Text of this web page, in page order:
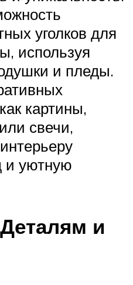
уголков для
используя
и пледы.
картины,
свечи,
и уютную
и